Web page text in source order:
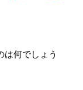
は何でしょう